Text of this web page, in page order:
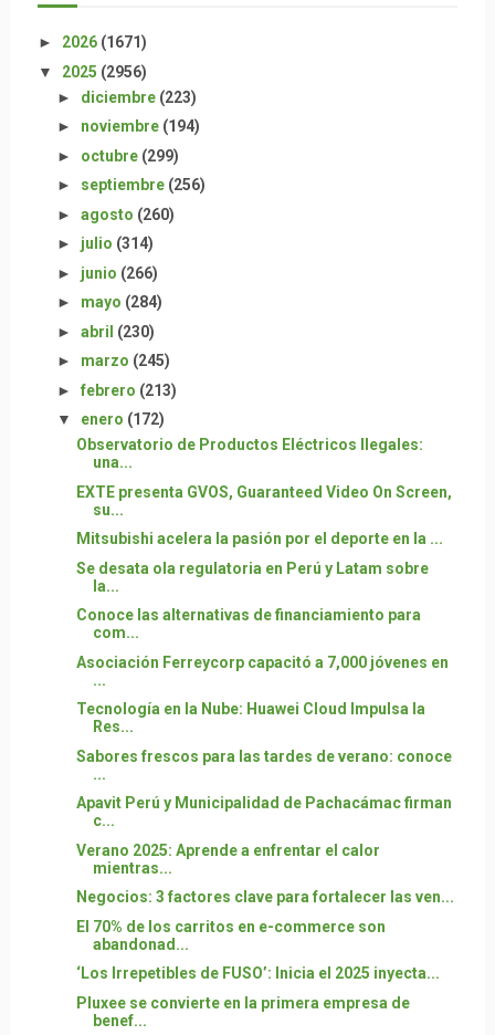
► 2026 (1671)
▼ 2025 (2956)
► diciembre (223)
► noviembre (194)
► octubre (299)
► septiembre (256)
► agosto (260)
► julio (314)
► junio (266)
► mayo (284)
► abril (230)
► marzo (245)
► febrero (213)
▼ enero (172)
Observatorio de Productos Eléctricos Ilegales:
una...
EXTE presenta GVOS, Guaranteed Video On Screen,
su...
Mitsubishi acelera la pasión por el deporte en la ...
Se desata ola regulatoria en Perú y Latam sobre
la...
Conoce las alternativas de financiamiento para
com...
Asociación Ferreycorp capacitó a 7,000 jóvenes en
...
Tecnología en la Nube: Huawei Cloud Impulsa la
Res...
Sabores frescos para las tardes de verano: conoce
...
Apavit Perú y Municipalidad de Pachacámac firman
c...
Verano 2025: Aprende a enfrentar el calor
mientras...
Negocios: 3 factores clave para fortalecer las ven...
El 70% de los carritos en e-commerce son
abandonad...
‘Los Irrepetibles de FUSO’: Inicia el 2025 inyecta...
Pluxee se convierte en la primera empresa de
benef...